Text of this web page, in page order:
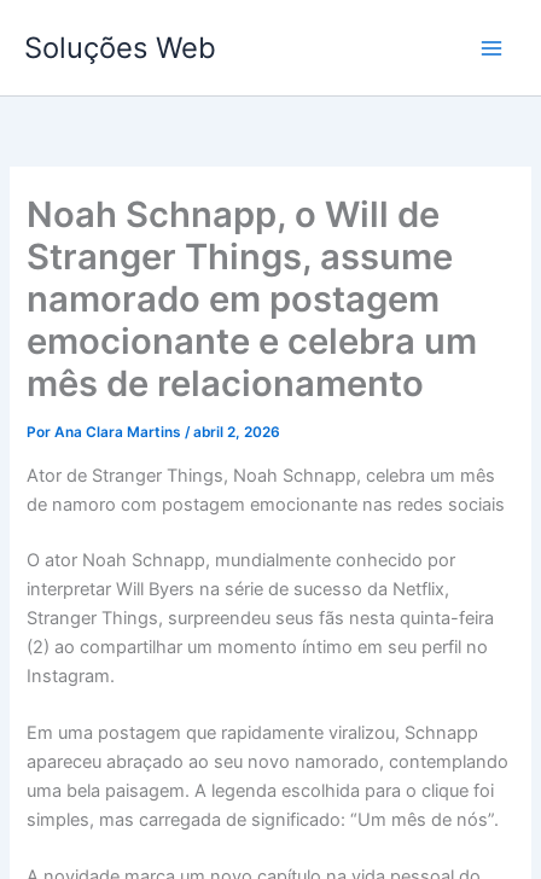
para
conteúdo
Soluções Web
Noah Schnapp, o Will de
Stranger Things, assume
namorado em postagem
emocionante e celebra um
mês de relacionamento
PorAna Clara Martins/abril 2, 2026
Ator de Stranger Things, Noah Schnapp, celebra um mês
de namoro com postagem emocionante nas redes sociais
O ator Noah Schnapp, mundialmente conhecido por
interpretar Will Byers na série de sucesso da Netflix,
Stranger Things, surpreendeu seus fãs nesta quinta-feira
(2) ao compartilhar um momento íntimo em seu perfil no
Instagram.
Em uma postagem que rapidamente viralizou, Schnapp
apareceu abraçado ao seu novo namorado, contemplando
uma bela paisagem. A legenda escolhida para o clique foi
simples, mas carregada de significado: “Um mês de nós”.